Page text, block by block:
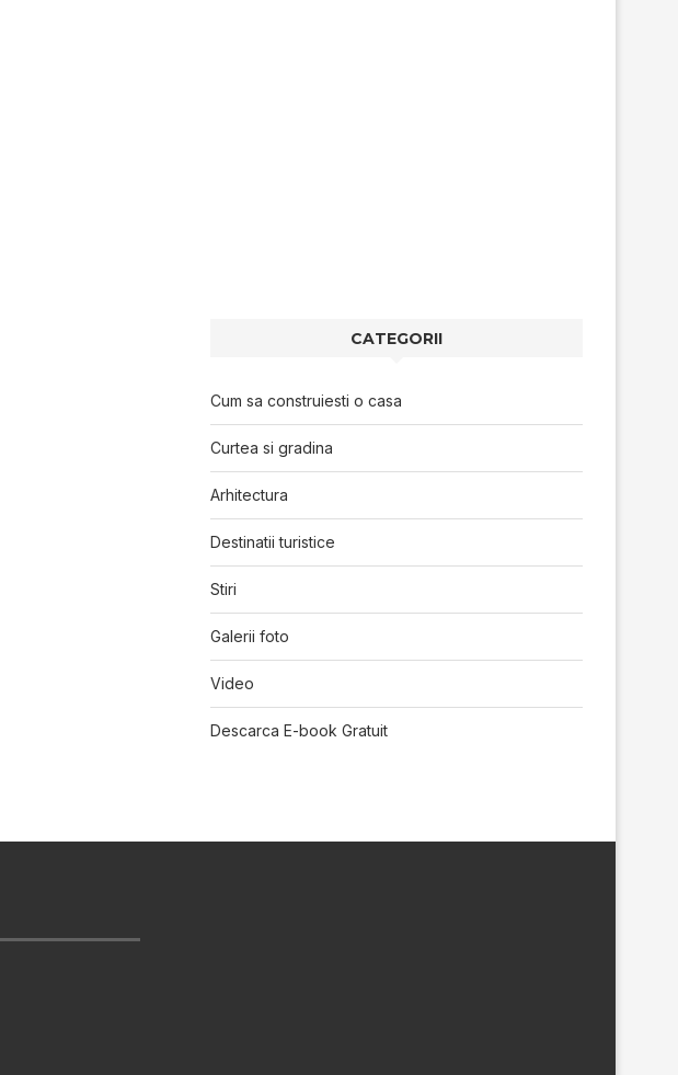
CATEGORII
Cum sa construiesti o casa
Curtea si gradina
Arhitectura
Destinatii turistice
Stiri
Galerii foto
Video
Descarca E-book Gratuit